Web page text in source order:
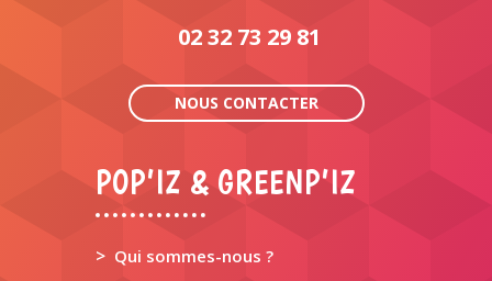
02 32 73 29 81
NOUS CONTACTER
POP’IZ & GREENP’IZ
> Qui sommes-nous ?